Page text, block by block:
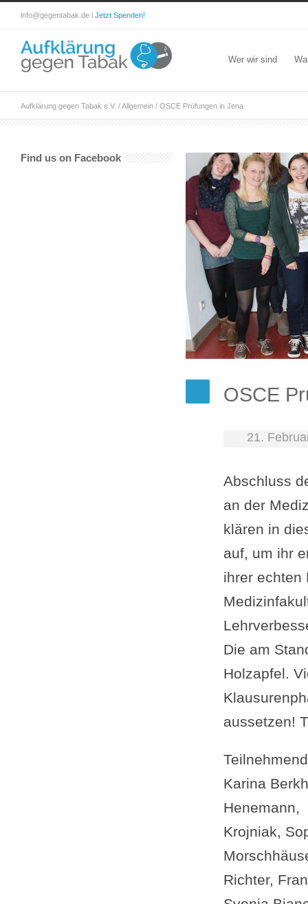
info@gegentabak.de l Jetzt Spenden!
Wer wir sind
Aufklärung gegen Tabak e.V. /Allgemein / OSCE Prüfungen in Jena
OSCE
21.
Abschluss
an der
klären in
auf, um ihr
ihrer echten
Die am
Holzapfel.
aussetzen!
Karina
Henemann,
Krojniak,
Richter,
Find us on Facebook